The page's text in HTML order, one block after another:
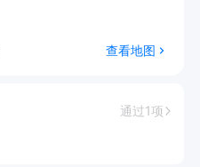
查看地图
通过1项